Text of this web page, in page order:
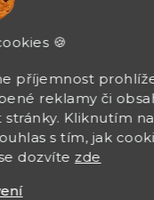
🍪
příjemnost
reklamy či
stránky. Kliknutím na
s tím, jak
dozvíte zde